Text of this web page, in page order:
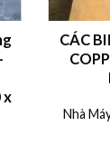
x
CÁC
Nhà